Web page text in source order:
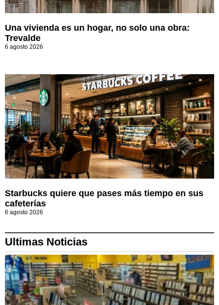
Una vivienda es un hogar, no solo una obra:
Trevalde
6 agosto 2026
Starbucks quiere que pases más tiempo en sus
cafeterías
6 agosto 2026
Ultimas Noticias